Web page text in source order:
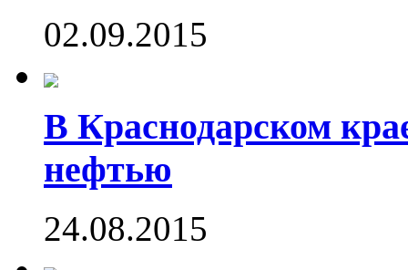
02.09.2015
В Краснодарском
нефтью
24.08.2015